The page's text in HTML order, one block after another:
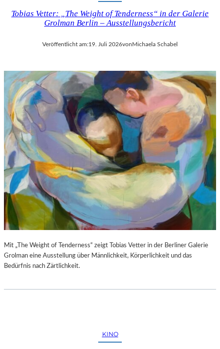
Tobias Vetter: „The Weight of Tenderness“ in der Galerie
Grolman Berlin – Ausstellungsbericht
Veröffentlicht am:19. Juli 2026von Michaela Schabel
Mit „The Weight of Tenderness“ zeigt Tobias Vetter in der Berliner Galerie
Grolman eine Ausstellung über Männlichkeit, Körperlichkeit und das
Bedürfnis nach Zärtlichkeit.
KINO